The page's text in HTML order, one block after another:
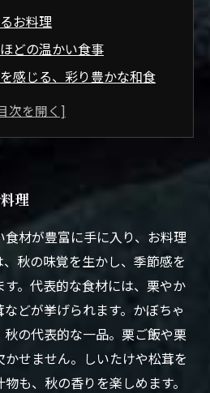
お料理
どの温かい食事
感じる、彩り豊かな和食
爽やかな和風メニュー
理
材が豊富に手に入り、お料理
秋の味覚を生かし、季節感を
。代表的な食材には、栗やか
どが挙げられます。かぼちゃ
の代表的な一品。栗ご飯や栗
せません。しいたけや松茸を
も、秋の香りを楽しめます。